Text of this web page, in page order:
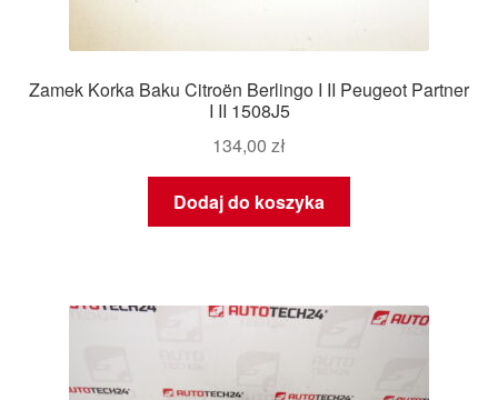
Zamek Korka Baku Citroën Berlingo I II Peugeot Partner
I II 1508J5
134,00 zł
Dodaj do koszyka